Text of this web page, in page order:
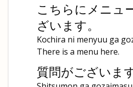
こちらにメニュ
ざいます。
Kochira ni menyuu ga
There is a menu here.
質問がございます